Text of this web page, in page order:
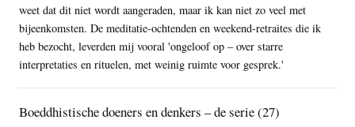
weet dat dit niet wordt aangeraden, maar ik kan niet zo veel met
bijeenkomsten. De meditatie-ochtenden en weekend-retraites die ik
heb bezocht, leverden mij vooral 'ongeloof op – over starre
interpretaties en rituelen, met weinig ruimte voor gesprek.'
Boeddhistische doeners en denkers – de serie (27)